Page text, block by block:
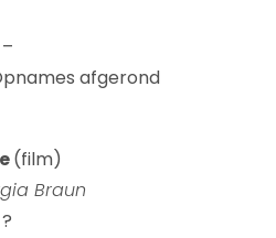
afgerond
(film)
Braun